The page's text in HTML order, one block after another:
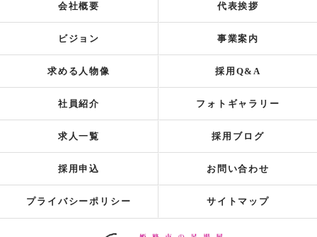
会社概要 代表挨拶
ビジョン 事業案内
求める人物像 採用Q&A
社員紹介 フォトギャラリー
求人一覧 採用ブログ
採用申込 お問い合わせ
プライバシーポリシー サイトマップ